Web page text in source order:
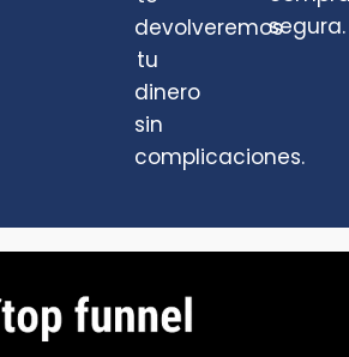
devolveremos
tu
dinero
sin
complicaciones.
segura.